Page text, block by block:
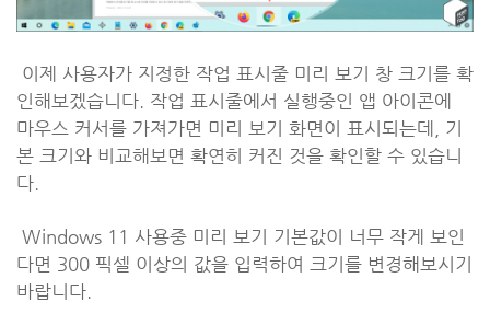
이제 사용자가 지정한 작업 표시줄 미리 보기 창 크기를 확
인해보겠습니다. 작업 표시줄에서 실행중인 앱 아이콘에
마우스 커서를 가져가면 미리 보기 화면이 표시되는데, 기
본 크기와 비교해보면 확연히 커진 것을 확인할 수 있습니
다.
Windows 11 사용중 미리 보기 기본값이 너무 작게 보인
다면 300 픽셀 이상의 값을 입력하여 크기를 변경해보시기
바랍니다.